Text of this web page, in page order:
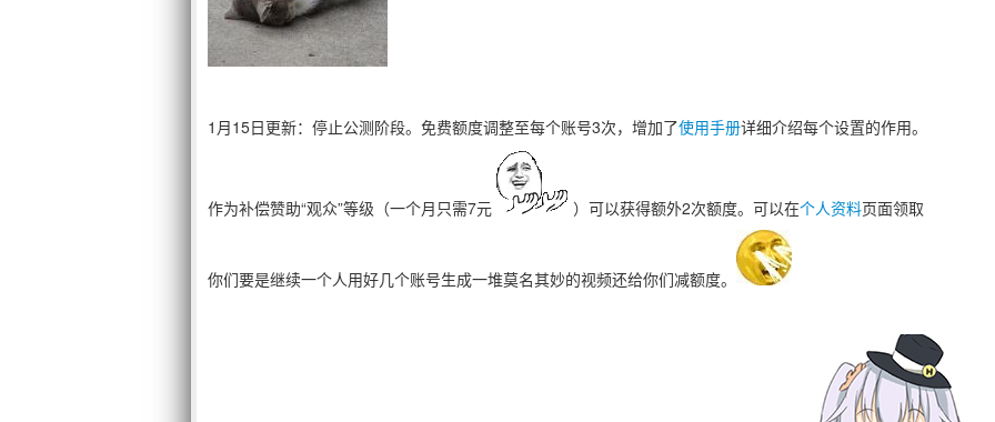
1月15日更新：停止公测阶段。免费额度调整至每个账号3次，增加了使用手册详细介绍每个设置的作用。
作为补偿赞助“观众”等级（一个月只需7元 ）可以获得额外2次额度。可以在个人资料页面领取
你们要是继续一个人用好几个账号生成一堆莫名其妙的视频还给你们减额度。